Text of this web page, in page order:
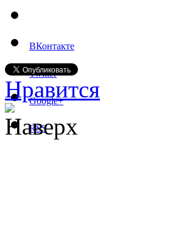
ВКонтакте
Twitter
Google+
RSS
Нравится
Наверх